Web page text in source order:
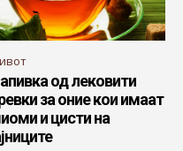
од лековити
за оние кои имаат
и цисти на